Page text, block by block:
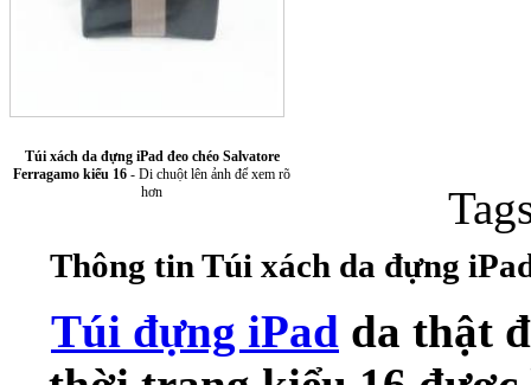
Ốp lưng Sony
Túi xách da đựng iPad đeo chéo Salvatore
Ferragamo kiểu 16 - Di chuột lên ảnh để xem rõ
hơn
Thông tin Túi xách da đựng
Túi đựng iPad da thật